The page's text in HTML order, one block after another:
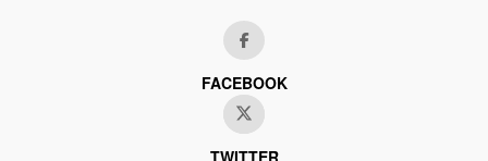
FACEBOOK
TWITTER